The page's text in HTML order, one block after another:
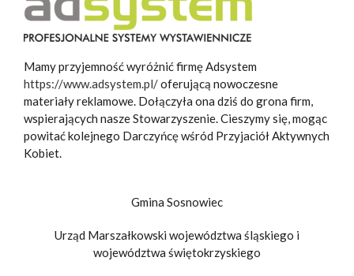
Mamy przyjemność wyróżnić firmę Adsystem
https://www.adsystem.pl/oferującą nowoczesne
materiały reklamowe. Dołączyła ona dziś do grona firm,
wspierających nasze Stowarzyszenie. Cieszymy się, mogąc
powitać kolejnego Darczyńcę wśród Przyjaciół Aktywnych
Kobiet.
Gmina Sosnowiec
Urząd Marszałkowski województwa śląskiego i
województwa świętokrzyskiego